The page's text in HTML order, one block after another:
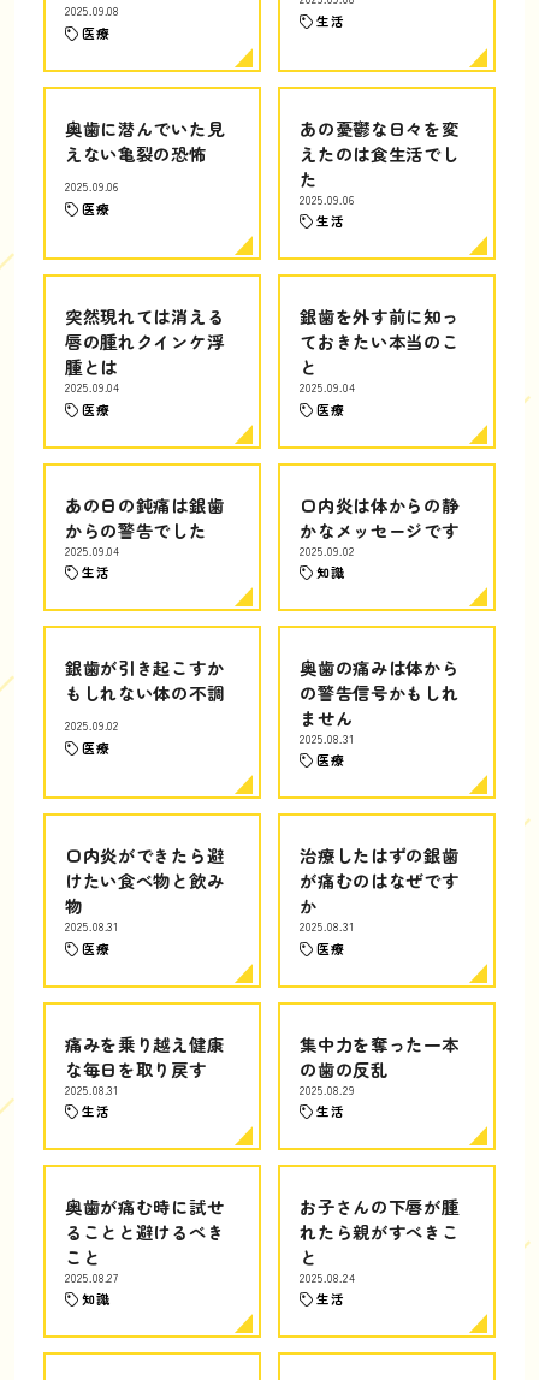
2025.09.08
医療
生活
奥歯に潜んでいた見
えない亀裂の恐怖
2025.09.06
医療
あの憂鬱な日々を変
えたのは食生活でし
た
2025.09.06
生活
突然現れては消える
唇の腫れクインケ浮
腫とは
2025.09.04
医療
銀歯を外す前に知っ
ておきたい本当のこ
と
2025.09.04
医療
あの日の鈍痛は銀歯
からの警告でした
2025.09.04
生活
口内炎は体からの静
かなメッセージです
2025.09.02
知識
銀歯が引き起こすか
もしれない体の不調
2025.09.02
医療
奥歯の痛みは体から
の警告信号かもしれ
ません
2025.08.31
医療
口内炎ができたら避
けたい食べ物と飲み
物
2025.08.31
医療
治療したはずの銀歯
が痛むのはなぜです
か
2025.08.31
医療
痛みを乗り越え健康
な毎日を取り戻す
2025.08.31
生活
集中力を奪った一本
の歯の反乱
2025.08.29
生活
奥歯が痛む時に試せ
ることと避けるべき
こと
2025.08.27
知識
お子さんの下唇が腫
れたら親がすべきこ
と
2025.08.24
生活